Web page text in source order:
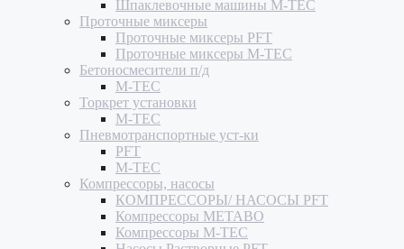
Шпаклевочные машины M-TEC
Проточные миксеры
Проточные миксеры PFT
Проточные миксеры M-TEC
Бетоносмесители п/д
M-TEC
Торкрет установки
M-TEC
Пневмотранспортные уст-ки
PFT
M-TEC
Компрессоры, насосы
КОМПРЕССОРЫ/ НАСОСЫ PFT
Компрессоры METABO
Компрессоры M-TEC